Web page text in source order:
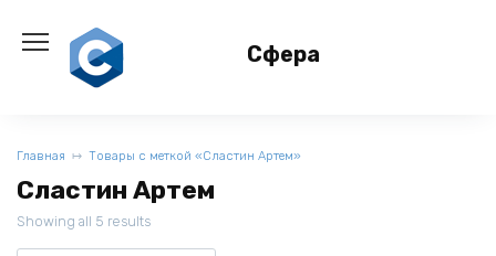
содержанию
Сфера
Главная Товары с меткой «Сластин Артем»
Сластин Артем
Showing all 5 results